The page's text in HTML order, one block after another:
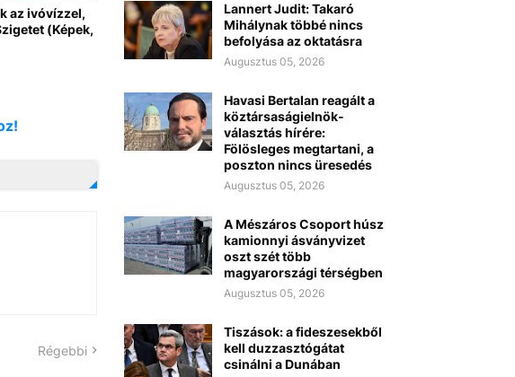
az ivóvízzel,
(Képek,
Régebbi
Lannert Judit: Takaró
Mihálynak többé nincs
befolyása az oktatásra
Augusztus 05, 2026
Havasi Bertalan reagált a
köztársaságielnök-
választás hírére:
Fölösleges megtartani, a
poszton nincs üresedés
Augusztus 05, 2026
A Mészáros Csoport húsz
kamionnyi ásványvizet
oszt szét több
magyarországi térségben
Augusztus 05, 2026
Tiszások: a fideszesekből
kell duzzasztógátat
csinálni a Dunában